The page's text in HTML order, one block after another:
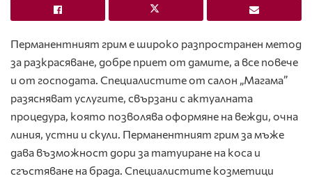
Перманентният грим е широко разпространен метод
за разкрасяване, добре приет от дамите, а все повече
и от господата. Специалистите от салон „Магама”
разясняват услугите, свързани с актуалната
процедура, която позволява оформяне на вежди, очна
линия, устни и скули. Перманентният грим за мъже
дава възможност дори за татуиране на коса и
сгъстяване на брада. Специалистите козметици